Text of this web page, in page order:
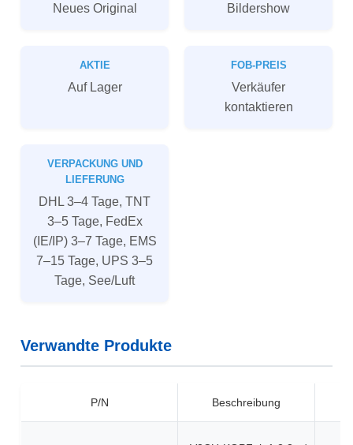
Neues Original Bildershow
AKTIE
Auf Lager
FOB-PREIS
Verkäufer
kontaktieren
VERPACKUNG UND
LIEFERUNG
DHL 3–4 Tage, TNT
3–5 Tage, FedEx
(IE/IP) 3–7 Tage, EMS
7–15 Tage, UPS 3–5
Tage, See/Luft
Verwandte Produkte
P/N Beschreibung